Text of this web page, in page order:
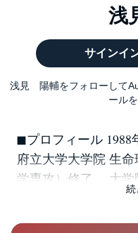
浅
サインイ
浅見 陽輔をフォローして
ール
◼︎プロフィール 1988
府立大学大学院 生
学専攻）修了。 大学
日本証券アナリスト
続